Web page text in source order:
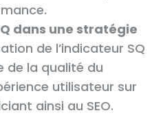
dans une stratégie
de l’indicateur SQ
de la qualité du
utilisateur sur
ainsi au SEO.